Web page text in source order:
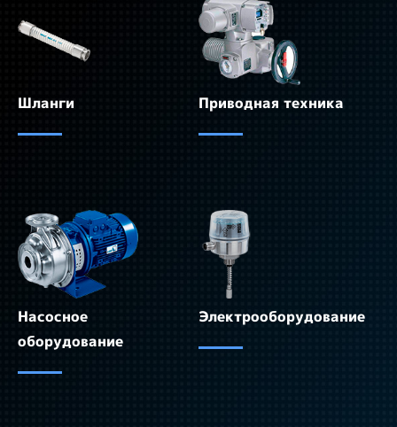
Шланги Приводная техника
Насосное
оборудование
Электрооборудование